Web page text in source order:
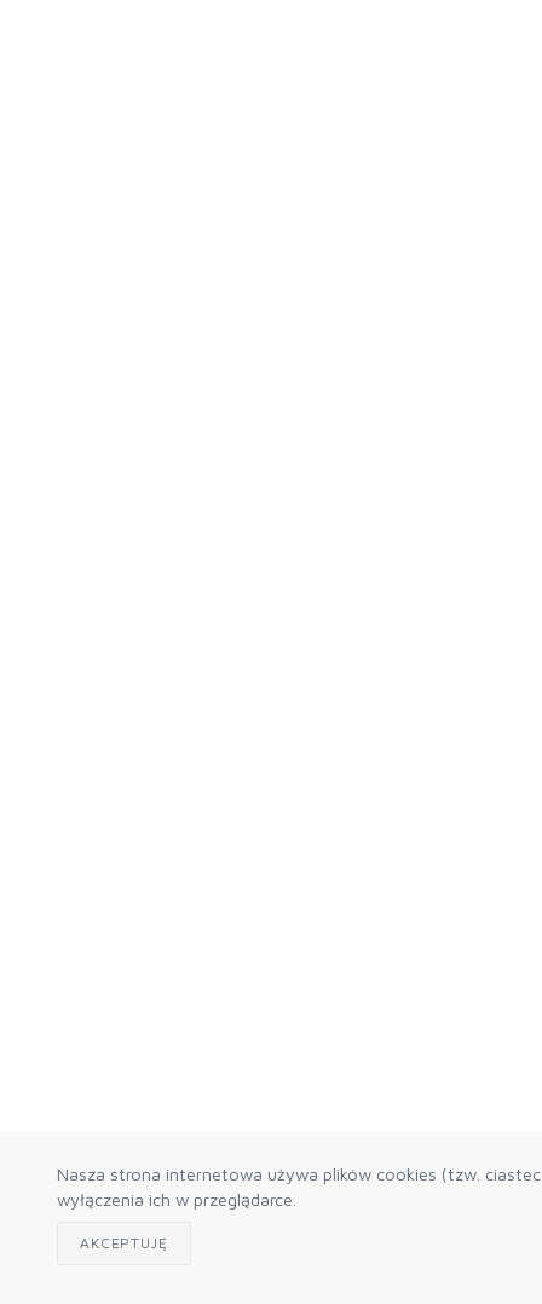
Nasza strona internetowa używa plików cookies (tzw.
wyłączenia ich w przeglądarce.
AKCEPTUJĘ